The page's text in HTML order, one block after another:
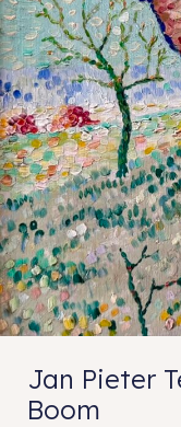
Jan Pieter
Boom